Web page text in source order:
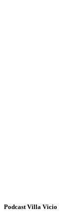
Podcast Villa Vicio